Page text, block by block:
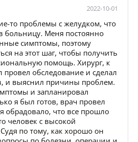
2022-10-01
то проблемы с желудком, что
больницу. Меня постоянно
симптомы, поэтому
на этот шаг, чтобы получить
помощь. Хирург, к
провел обследование и сделал
и выяснил причины проблем.
и запланировал
я был готов, врач провел
обрадовало, что все прошло
человек с высокой
по тому, как хорошо он